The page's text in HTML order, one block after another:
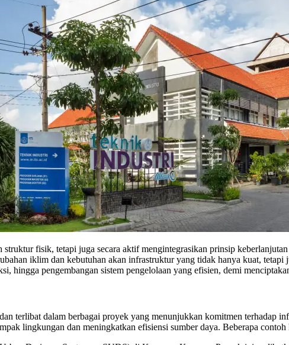
fisik, tetapi juga secara aktif mengintegrasikan prinsip
iklim dan kebutuhan akan infrastruktur yang tidak hanya kuat,
hingga pengembangan sistem pengelolaan yang efisien, demi
terlibat dalam berbagai proyek yang menunjukkan komitmen terhadap
lingkungan dan meningkatkan efisiensi sumber daya. Beberapa